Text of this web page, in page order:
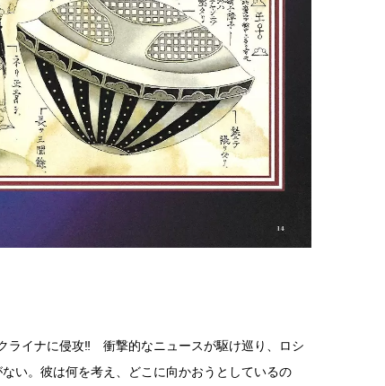
ライナに侵攻‼ 衝撃的なニュースが駆け巡り、ロシ
い。彼は何を考え、どこに向かおうとしているの